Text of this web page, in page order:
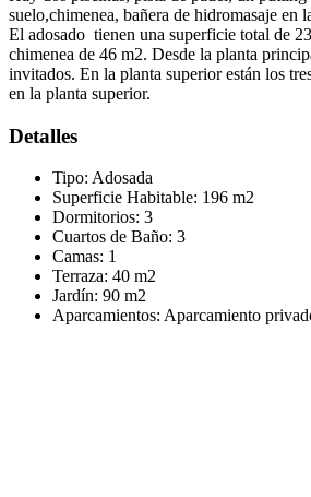
suelo,chimenea, bañera de hidromasaje en
El adosado tienen una superficie total de
chimenea de 46 m2. Desde la planta
invitados. En la planta superior están los
en la planta superior.
Detalles
Tipo: Adosada
Superficie Habitable: 196 m2
Dormitorios: 3
Cuartos de Baño: 3
Camas: 1
Terraza: 40 m2
Jardín: 90 m2
Aparcamientos: Aparcamiento